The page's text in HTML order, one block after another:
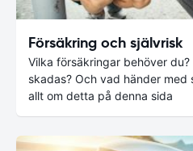
Försäkring och självrisk
Vilka försäkringar behöver
skadas? Och vad händer med
allt om detta på denna sida